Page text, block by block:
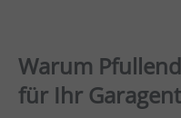
Warum
für Ihr